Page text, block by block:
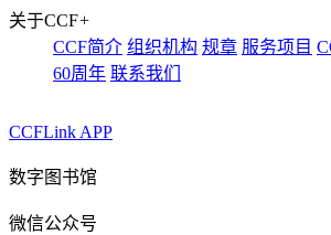
关于CCF+
CCF简介 组织机构 规章 服务项目
60周年 联系我们
CCFLink APP
数字图书馆
微信公众号